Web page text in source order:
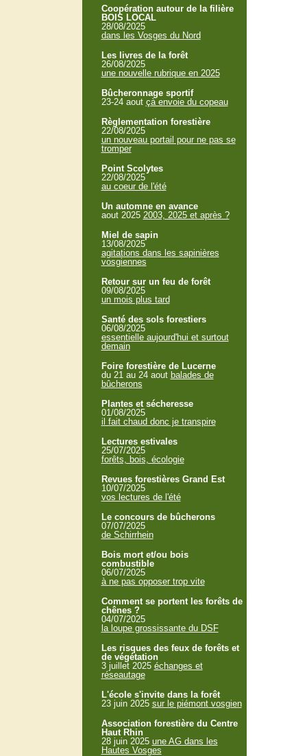
Coopération autour de la filière
BOIS LOCAL
28/08/2025
dans les Vosges du Nord
Les livres de la forêt
26/08/2025
une nouvelle rubrique en 2025
Bûcheronnage sportif
23-24 aout çà envoie du copeau
Règlementation forestière
22/08/2025
un nouveau portail pour ne pas se
tromper
Point Scolytes
22/08/2025
au coeur de l'été
Un automne en avance
aout 2025 2003, 2025 et après ?
Miel de sapin
13/08/2025
agitations dans les sapinières
vosgiennes
Retour sur un feu de forêt
09/08/2025
un mois plus tard
Santé des sols forestiers
06/08/2025
essentielle aujourd'hui et surtout
demain
Foire forestière de Lucerne
du 21 au 24 aout balades de
bûcherons
Plantes et sécheresse
01/08/2025
il fait chaud donc je transpire
Lectures estivales
25/07/2025
forêts, bois, écologie
Revues forestières Grand Est
10/07/2025
vos lectures de l'été
Le concours de bûcherons
07/07/2025
de Schirrhein
Bois mort et/ou bois
combustible
06/07/2025
à ne pas opposer trop vite
Comment se portent les forêts de
chênes ?
04/07/2025
la loupe grossissante du DSF
Les risques des feux de forêts et
de végétation
3 juillet 2025 échanges et
réseautage
L'école s'invite dans la forêt
23 juin 2025 sur le piémont vosgien
Association forestière du Centre
Haut Rhin
28 juin 2025 une AG dans les
Hautes Vosges